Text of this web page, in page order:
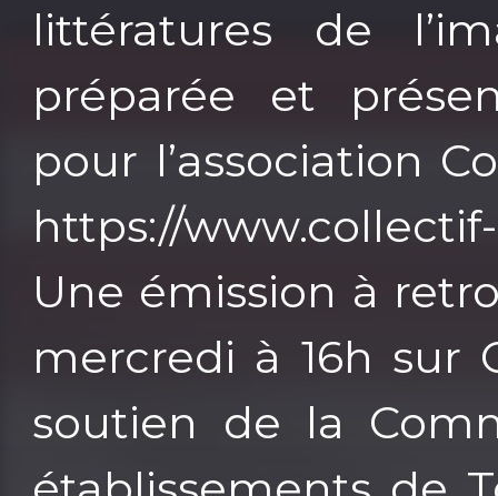
littératures de
préparée et
pour l’association
https://
Une émission à
mercredi à 16h sur
soutien de la